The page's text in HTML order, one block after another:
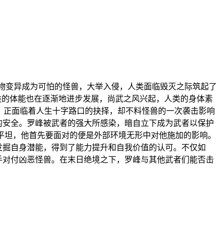
异成为可怕的怪兽，大举入侵，人类面临毁灭之际筑起了
体能也在逐渐地进步发展，尚武之风兴起，人类的身体素
面临着人生十字路口的抉择，却不料怪兽的一次袭击影响
全。罗峰被武者的强大所感染，暗自立下成为武者以保护
，他首先要面对的便是外部环境无形中对他施加的影响。
自身潜能，得到了能力提升和自我价值的认可。不仅如
付凶恶怪兽。在末日绝境之下，罗峰与其他武者们能否击